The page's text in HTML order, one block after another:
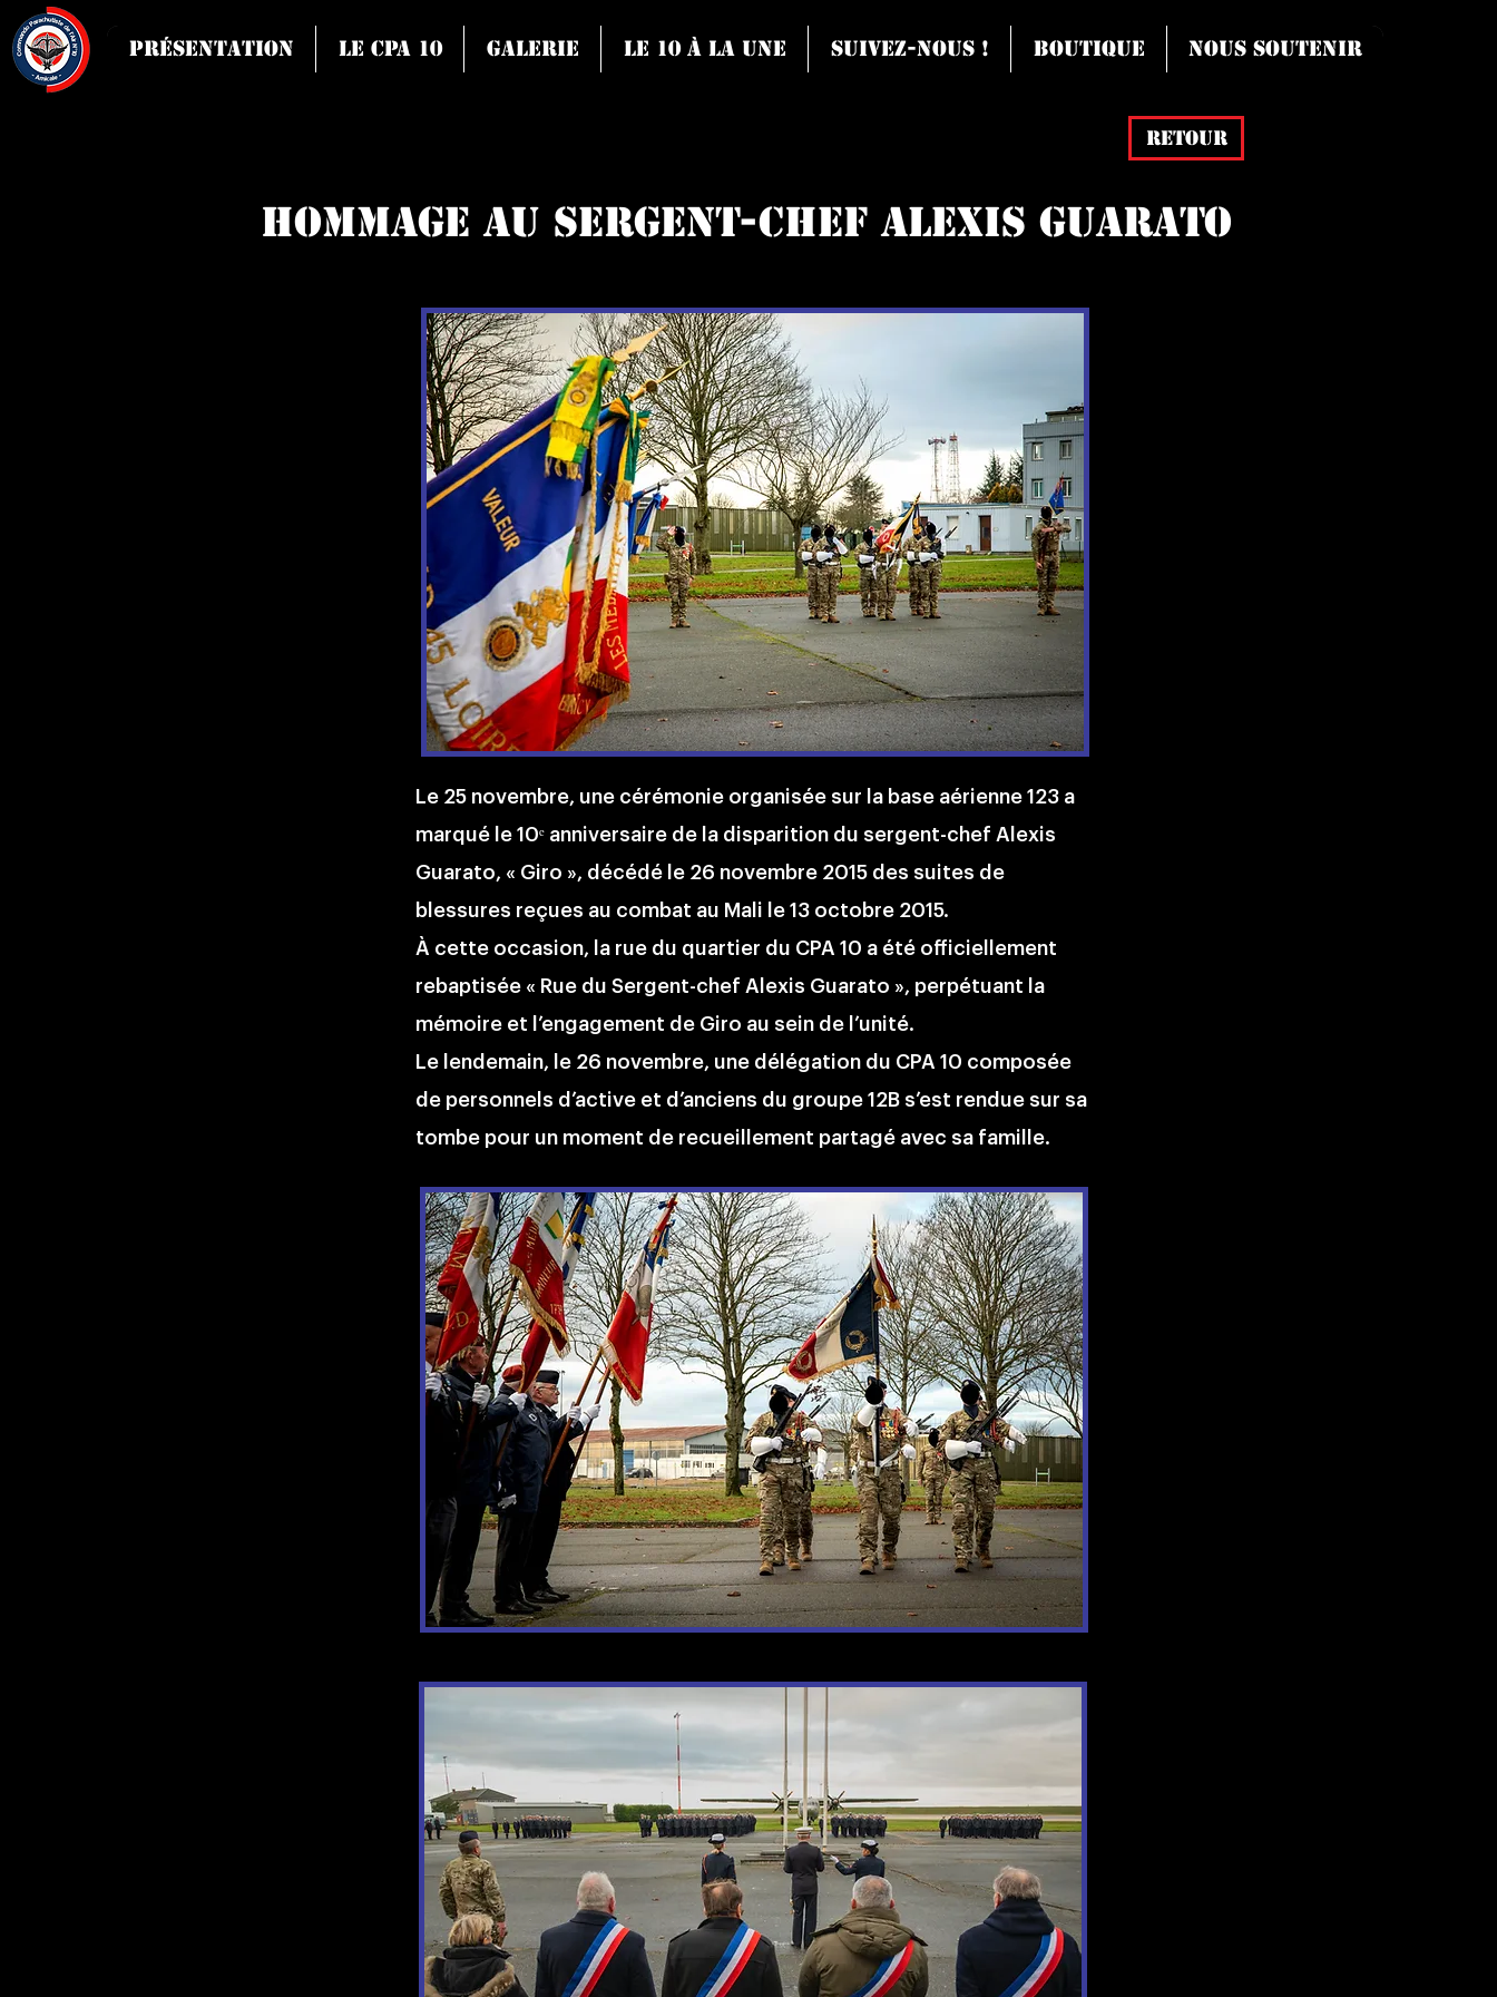
Présentation Le CPA 10 Galerie Le 10 à la une Suivez-nous ! Boutique Nous soutenir
Retour
Hommage au sergent-chef Alexis Guarato
Le 25 novembre, une cérémonie organisée sur la base aérienne 123 a
marqué le 10ᵉ anniversaire de la disparition du sergent-chef Alexis
Guarato, « Giro », décédé le 26 novembre 2015 des suites de
blessures reçues au combat au Mali le 13 octobre 2015.
À cette occasion, la rue du quartier du CPA 10 a été officiellement
rebaptisée « Rue du Sergent-chef Alexis Guarato », perpétuant la
mémoire et l’engagement de Giro au sein de l’unité.
Le lendemain, le 26 novembre, une délégation du CPA 10 composée
de personnels d’active et d’anciens du groupe 12B s’est rendue sur sa
tombe pour un moment de recueillement partagé avec sa famille.